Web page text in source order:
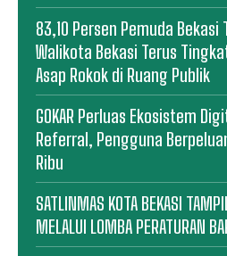
83,10 Persen Pemuda Bekasi
Walikota Bekasi Terus
Asap Rokok di Ruang Publik
GOKAR Perluas Ekosistem
Referral, Pengguna
Ribu
SATLINMAS KOTA BEKASI
MELALUI LOMBA PERATURAN